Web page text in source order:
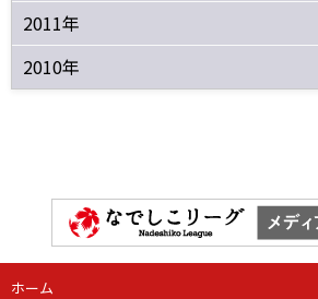
2011年
2010年
ホーム